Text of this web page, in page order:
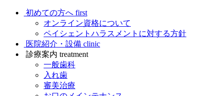
初めての方へ first
オンライン資格について
ペイシェントハラスメントに対する方針
医院紹介・設備 clinic
診療案内 treatment
一般歯科
入れ歯
審美治療